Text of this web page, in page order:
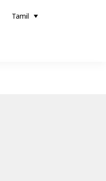
Tamil